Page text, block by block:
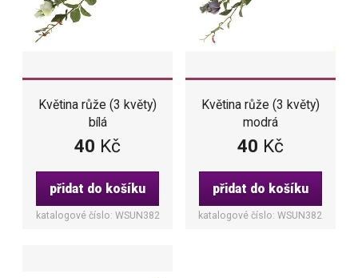
Květina růže (3 květy)
bílá
40 Kč
přidat do košíku
katalogové číslo: WSUN382
Květina růže (3 květy)
modrá
40 Kč
přidat do košíku
katalogové číslo: WSUN382